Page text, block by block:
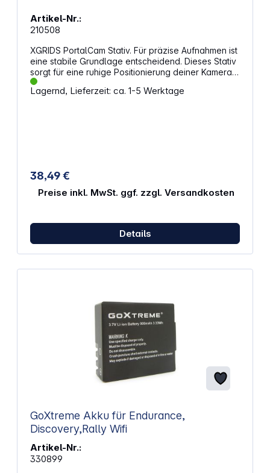
Artikel-Nr.:
210508
XGRIDS PortalCam Stativ. Für präzise Aufnahmen ist
eine stabile Grundlage entscheidend. Dieses Stativ
sorgt für eine ruhige Positionierung deiner Kamera
und unterstützt professionelle Ergebnisse bei der
Arbeit mit 3D-Scans oder fotografischen Projekten.
Gefertigt aus widerstandsfähigen Materialien für
lange Nutzungsdauer Hilft bei präzisen 3D-Scans
und Architekturaufnahmen Unterstützt
und Geräten mit Standard-Stativgewinde
Lagernd, Lieferzeit: ca. 1-5 Werktage
38,49 €
Preise inkl. MwSt. ggf. zzgl. Versandkosten
Details
GoXtreme Akku für Endurance,
Discovery,Rally Wifi
Artikel-Nr.:
330899